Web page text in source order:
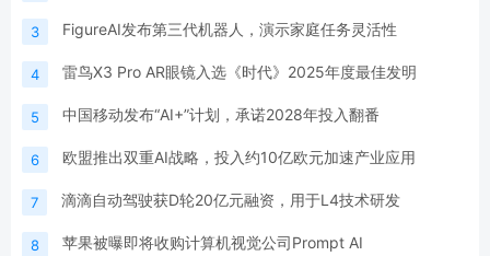
3 FigureAI发布第三代机器人，演示家庭任务灵活性
4 雷鸟X3 Pro AR眼镜入选《时代》2025年度最佳发明
5 中国移动发布“AI+”计划，承诺2028年投入翻番
6 欧盟推出双重AI战略，投入约10亿欧元加速产业应用
7 滴滴自动驾驶获D轮20亿元融资，用于L4技术研发
8 苹果被曝即将收购计算机视觉公司Prompt AI